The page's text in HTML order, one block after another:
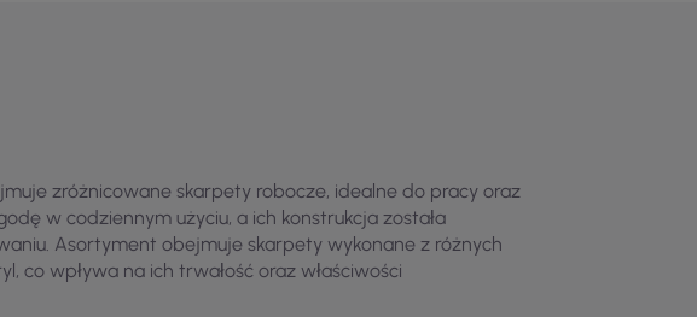
zróżnicowane skarpety robocze, idealne do pracy oraz
w codziennym użyciu, a ich konstrukcja została
Asortyment obejmuje skarpety wykonane z różnych
co wpływa na ich trwałość oraz właściwości